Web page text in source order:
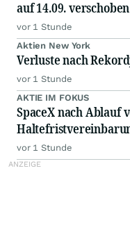
auf 14.09. verschoben
vor 1 Stunde
Aktien New York
Verluste nach
vor 1 Stunde
AKTIE IM FOKUS
SpaceX nach Ablauf
vor 1 Stunde